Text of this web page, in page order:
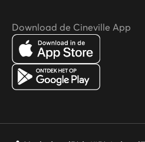
Download de Cineville App